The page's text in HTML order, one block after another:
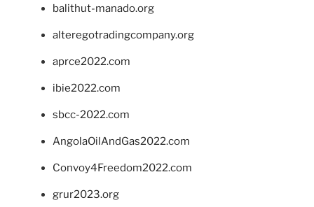
balithut-manado.org
alteregotradingcompany.org
aprce2022.com
ibie2022.com
sbcc-2022.com
AngolaOilAndGas2022.com
Convoy4Freedom2022.com
grur2023.org